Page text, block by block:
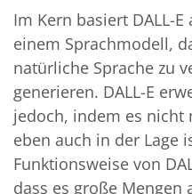
Im Kern basiert DALL-
einem Sprachmodell,
natürliche Sprache zu
generieren. DALL-E
jedoch, indem es nicht
eben auch in der Lage
Funktionsweise von
dass es große Mengen